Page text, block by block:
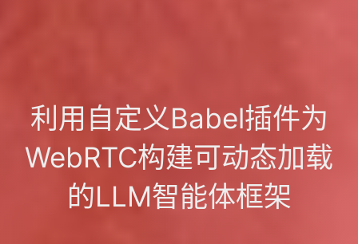
利用自定义Babel插件为
WebRTC构建可动态加载
的LLM智能体框架